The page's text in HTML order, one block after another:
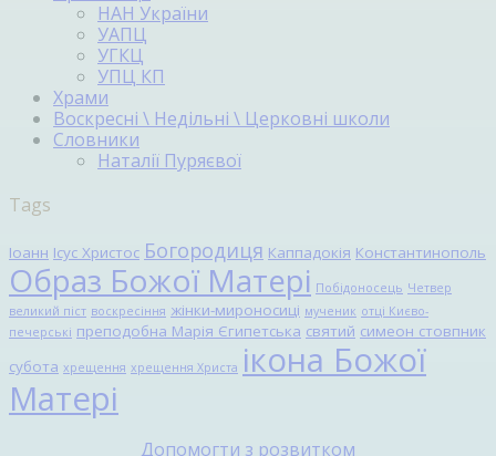
НАН України
УАПЦ
УГКЦ
УПЦ КП
Храми
Воскресні \ Недільні \ Церковні школи
Словники
Наталії Пуряєвої
Tags
Іоанн Ісус Христос Богородиця Каппадокія Константинополь
Образ Божої Матері Побідоносець Четвер
великий піст воскресіння жінки-мироносиці мученик отці Києво-
печерські преподобна Марія Єгипетська святий симеон стовпник
субота хрещення хрещення Христа ікона Божої
Матері
Допомогти з розвитком